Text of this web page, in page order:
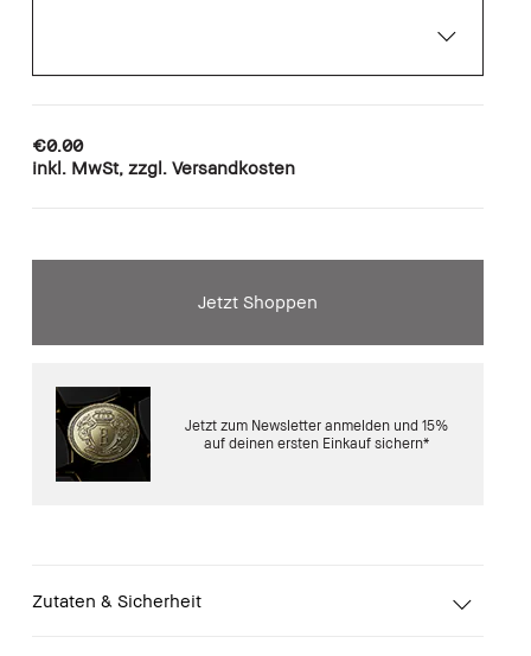
€0.00
inkl. MwSt, zzgl. Versandkosten
Jetzt Shoppen
Jetzt zum Newsletter anmelden und 15%
auf deinen ersten Einkauf sichern*
Zutaten & Sicherheit